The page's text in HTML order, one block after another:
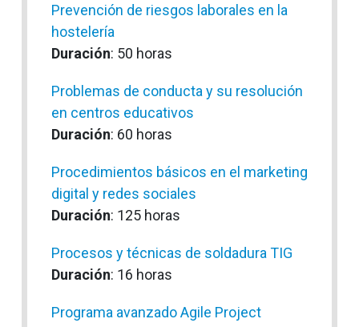
Prevención de riesgos laborales en la
hostelería
Duración: 50 horas
Problemas de conducta y su resolución
en centros educativos
Duración: 60 horas
Procedimientos básicos en el marketing
digital y redes sociales
Duración: 125 horas
Procesos y técnicas de soldadura TIG
Duración: 16 horas
Programa avanzado Agile Project